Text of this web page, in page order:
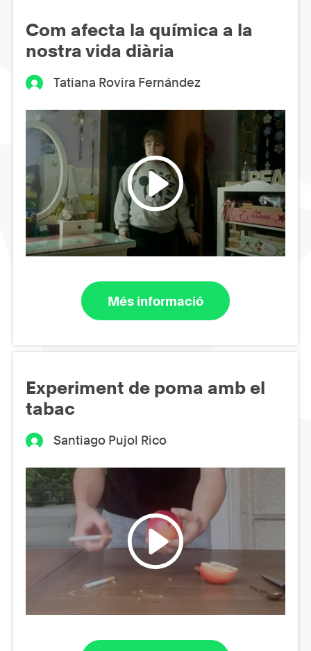
Com afecta la química a la
nostra vida diària
Tatiana Rovira Fernández
Més informació
Experiment de poma amb el
tabac
Santiago Pujol Rico